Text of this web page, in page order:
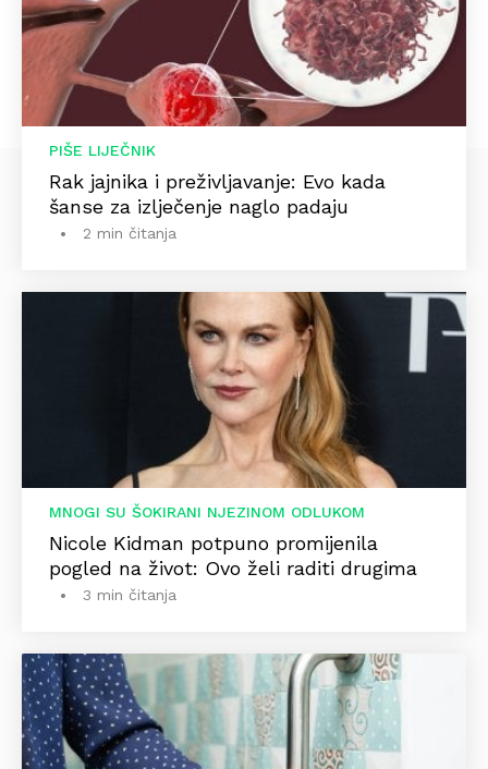
PIŠE LIJEČNIK
Rak jajnika i preživljavanje: Evo kada
šanse za izlječenje naglo padaju
2 min čitanja
MNOGI SU ŠOKIRANI NJEZINOM ODLUKOM
Nicole Kidman potpuno promijenila
pogled na život: Ovo želi raditi drugima
3 min čitanja